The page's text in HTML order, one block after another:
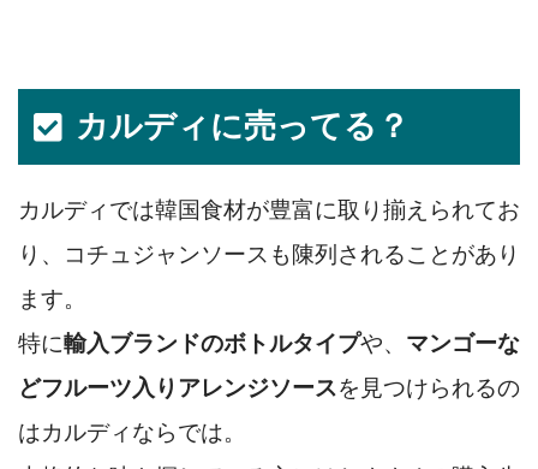
カルディに売ってる？
カルディでは韓国食材が豊富に取り揃えられてお
り、コチュジャンソースも陳列されることがあり
ます。
特に輸入ブランドのボトルタイプや、 マンゴーな
どフルーツ入りアレンジソースを見つけられるの
はカルディならでは。